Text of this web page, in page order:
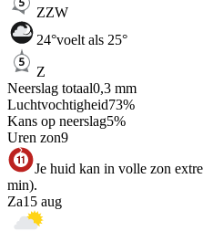
ZZW
24°voelt als 25°
Z
Neerslag totaal0,3 mm
Luchtvochtigheid73%
Kans op neerslag5%
Uren zon9
Je huid kan in volle zon
min).
Za15 aug